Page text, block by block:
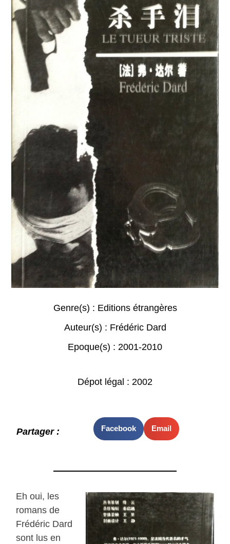
Genre(s) : Editions étrangères
Auteur(s) : Frédéric Dard
Epoque(s) : 2001-2010
Dépot légal : 2002
Partager : Facebook Email
Eh oui, les
romans de
Frédéric Dard
sont lus en